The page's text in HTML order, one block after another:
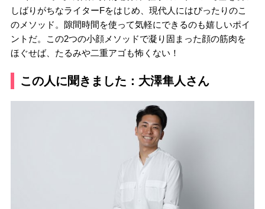
しばりがちなライターFをはじめ、現代人にはぴったりのこ
のメソッド。隙間時間を使って気軽にできるのも嬉しいポイ
ントだ。この2つの小顔メソッドで凝り固まった顔の筋肉を
ほぐせば、たるみや二重アゴも怖くない！
この人に聞きました：大澤隼人さん